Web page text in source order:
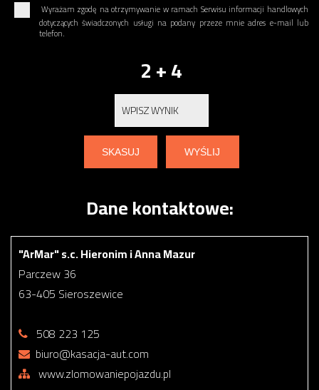
Wyrażam zgodę na otrzymywanie w ramach Serwisu informacji handlowych
dotyczących świadczonych usługi na podany przeze mnie adres e-mail lub
telefon.
2 + 4
Dane kontaktowe:
"ArMar" s.c. Hieronim i Anna Mazur
Parczew 36
63-405 Sieroszewice
508 223 125
biuro@kasacja-aut.com
www.zlomowaniepojazdu.pl